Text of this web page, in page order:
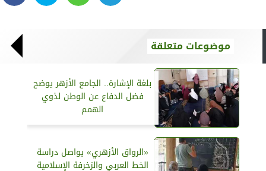
موضوعات متعلقة
بلغة الإشارة.. الجامع الأزهر يوضح
فضل الدفاع عن الوطن لذوي
الهمم
«الرواق الأزهري» يواصل دراسة
الخط العربي والزخرفة الإسلامية